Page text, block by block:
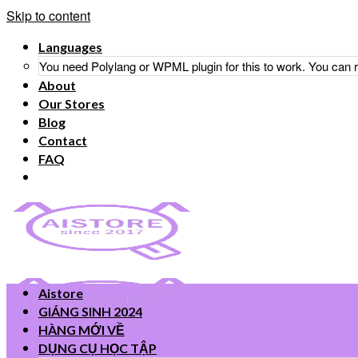
Skip to content
Languages
You need Polylang or WPML plugin for this to work. You
About
Our Stores
Blog
Contact
FAQ
Aistore
GIÁNG SINH 2024
HÀNG MỚI VỀ
DỤNG CỤ HỌC TẬP